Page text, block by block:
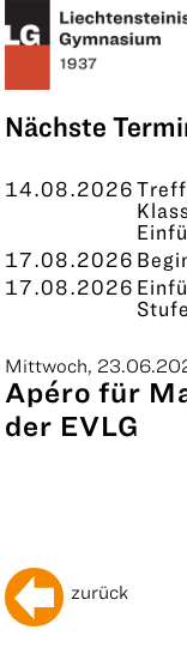
Nächste
14.08.2026
17.08.2026
17.08.2026
Stufe
KONTAKT
Mittwoch,
Apéro für
der EVLG
zurück